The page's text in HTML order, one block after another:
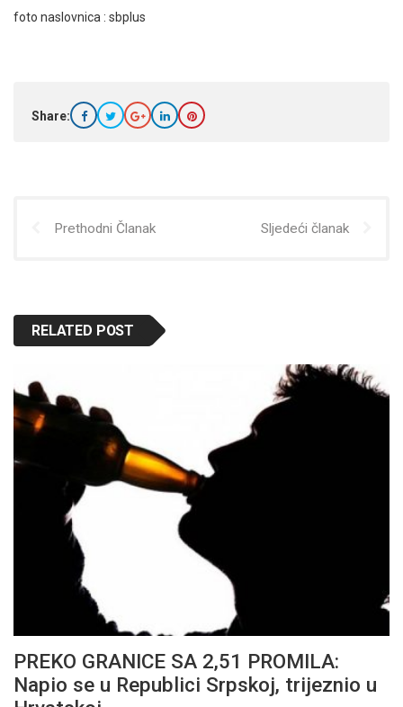
foto naslovnica : sbplus
Share:
Prethodni Članak Sljedeći članak
RELATED POST
PREKO GRANICE SA 2,51 PROMILA:
Napio se u Republici Srpskoj, trijeznio u